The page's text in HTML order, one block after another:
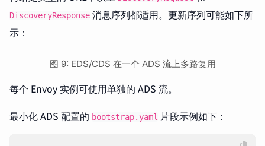
DiscoveryResponse 消息序列都适用。更新序列可能如下所
示：
图 9: EDS/CDS 在一个 ADS 流上多路复用
每个 Envoy 实例可使用单独的 ADS 流。
最小化 ADS 配置的 bootstrap.yaml 片段示例如下：